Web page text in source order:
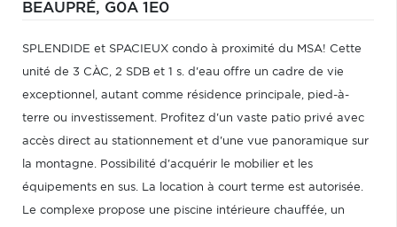
BEAUPRÉ, G0A 1E0
SPLENDIDE et SPACIEUX condo à proximité du MSA! Cette
unité de 3 CÀC, 2 SDB et 1 s. d'eau offre un cadre de vie
exceptionnel, autant comme résidence principale, pied-à-
terre ou investissement. Profitez d'un vaste patio privé avec
accès direct au stationnement et d'une vue panoramique sur
la montagne. Possibilité d'acquérir le mobilier et les
équipements en sus. La location à court terme est autorisée.
Le complexe propose une piscine intérieure chauffée, un